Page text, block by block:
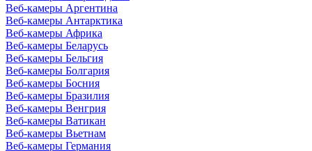
Веб-камеры Аргентина
Веб-камеры Антарктика
Веб-камеры Африка
Веб-камеры Беларусь
Веб-камеры Бельгия
Веб-камеры Болгария
Веб-камеры Босния
Веб-камеры Бразилия
Веб-камеры Венгрия
Веб-камеры Ватикан
Веб-камеры Вьетнам
Веб-камеры Германия